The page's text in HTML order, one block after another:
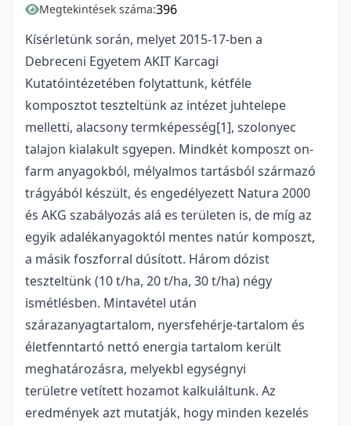
Megtekintések száma:396
Kísérletünk során, melyet 2015-17-ben a
Debreceni Egyetem AKIT Karcagi
Kutatóintézetében folytattunk, kétféle
komposztot teszteltünk az intézet juhtelepe
melletti, alacsony termképesség[1], szolonyec
talajon kialakult sgyepen. Mindkét komposzt on-
farm anyagokból, mélyalmos tartásból származó
trágyából készült, és engedélyezett Natura 2000
és AKG szabályozás alá es területen is, de míg az
egyik adalékanyagoktól mentes natúr komposzt,
a másik foszforral dúsított. Három dózist
teszteltünk (10 t/ha, 20 t/ha, 30 t/ha) négy
ismétlésben. Mintavétel után
szárazanyagtartalom, nyersfehérje-tartalom és
életfenntartó nettó energia tartalom került
meghatározásra, melyekbl egységnyi
területre vetített hozamot kalkuláltunk. Az
eredmények azt mutatják, hogy minden kezelés